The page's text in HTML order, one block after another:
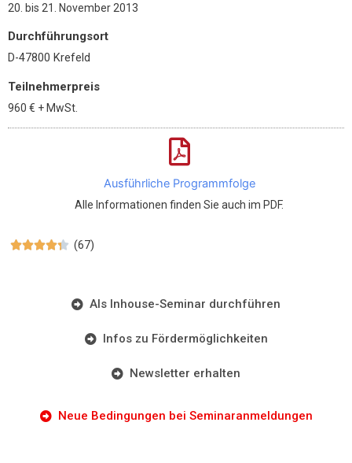
20. bis 21. November 2013
Durchführungsort
D-47800 Krefeld
Teilnehmerpreis
960 € + MwSt.
Ausführliche Programmfolge
Alle Informationen finden Sie auch im PDF.
 (67)
Als Inhouse-Seminar durchführen
Infos zu Fördermöglichkeiten
Newsletter erhalten
Neue Bedingungen bei Seminaranmeldungen